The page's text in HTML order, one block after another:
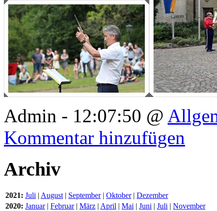
Admin - 12:07:50 @
Kommentar hinzufügen
Archiv
2021: Juli | August | September| Oktober| Dezember
2020: Januar| Februar| März | April | Mai | Juni | Juli | November